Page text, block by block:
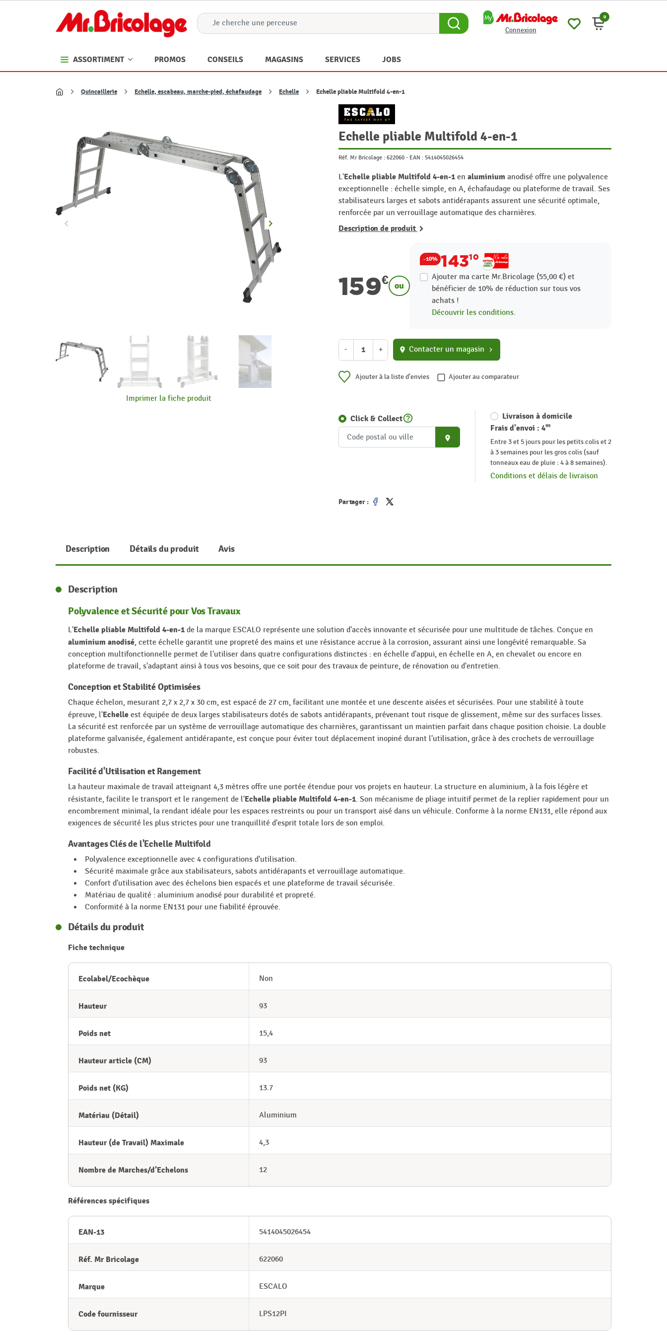
Connexion
0
ASSORTIMENT PROMOS CONSEILS MAGASINS SERVICES JOBS
Accueil
Quincaillerie Echelle, escabeau, marche-pied, échafaudage Echelle Echelle pliable Multifold 4-en-1
Précédent
keyboard_arrow_left Suivant
keyboard_arrow_right
Imprimer la fiche produit
Echelle pliable Multifold 4-en-1
Réf. Mr Bricolage : 622060 - EAN : 5414045026454
L'Echelle pliable Multifold 4-en-1 en aluminium anodisé offre une polyvalence
exceptionnelle : échelle simple, en A, échafaudage ou plateforme de travail. Ses
stabilisateurs larges et sabots antidérapants assurent une sécurité optimale,
renforcée par un verrouillage automatique des charnières.
Description de produit
159€ ou
-10% 14310
Ajouter ma carte Mr.Bricolage (55,00 €) et
bénéficier de 10%de réduction sur tous vos
achats !
Découvrir les conditions.
- + location_on Contacter un magasin chevron_right
Ajouter à la liste d'envies Ajouter au comparateur
Click & Collecthelp_outline
place
Livraison à domicile
Frais d'envoi : 499
Entre 3 et 5 jours pour les petits colis et 2
à 3 semaines pour les gros colis (sauf
tonneaux eau de pluie : 4 à 8 semaines).
Conditions et délais de livraison
Partager :
Description Détails du produit Avis
Description
Polyvalence et Sécurité pour Vos Travaux
L'Echelle pliable Multifold 4-en-1 de la marque ESCALO représente une solution d'accès innovante et sécurisée pour une multitude de tâches. Conçue en
aluminium anodisé, cette échelle garantit une propreté des mains et une résistance accrue à la corrosion, assurant ainsi une longévité remarquable. Sa
conception multifonctionnelle permet de l'utiliser dans quatre configurations distinctes : en échelle d'appui, en échelle en A, en chevalet ou encore en
plateforme de travail, s'adaptant ainsi à tous vos besoins, que ce soit pour des travaux de peinture, de rénovation ou d'entretien.
Conception et Stabilité Optimisées
Chaque échelon, mesurant 2,7 x 2,7 x 30 cm, est espacé de 27 cm, facilitant une montée et une descente aisées et sécurisées. Pour une stabilité à toute
épreuve, l'Echelle est équipée de deux larges stabilisateurs dotés de sabots antidérapants, prévenant tout risque de glissement, même sur des surfaces lisses.
La sécurité est renforcée par un système de verrouillage automatique des charnières, garantissant un maintien parfait dans chaque position choisie. La double
plateforme galvanisée, également antidérapante, est conçue pour éviter tout déplacement inopiné durant l'utilisation, grâce à des crochets de verrouillage
robustes.
Facilité d'Utilisation et Rangement
La hauteur maximale de travail atteignant 4,3 mètres offre une portée étendue pour vos projets en hauteur. La structure en aluminium, à la fois légère et
résistante, facilite le transport et le rangement de l'Echelle pliable Multifold 4-en-1. Son mécanisme de pliage intuitif permet de la replier rapidement pour un
encombrement minimal, la rendant idéale pour les espaces restreints ou pour un transport aisé dans un véhicule. Conforme à la norme EN131, elle répond aux
exigences de sécurité les plus strictes pour une tranquillité d'esprit totale lors de son emploi.
Avantages Clés de l'Echelle Multifold
Polyvalence exceptionnelle avec 4 configurations d'utilisation.
Sécurité maximale grâce aux stabilisateurs, sabots antidérapants et verrouillage automatique.
Confort d'utilisation avec des échelons bien espacés et une plateforme de travail sécurisée.
Matériau de qualité : aluminium anodisé pour durabilité et propreté.
Conformité à la norme EN131 pour une fiabilité éprouvée.
Détails du produit
Fiche technique
Ecolabel/Ecochèque Non
Hauteur 93
Poids net 15,4
Hauteur article (CM) 93
Poids net (KG) 13.7
Matériau (Détail) Aluminium
Hauteur (de Travail) Maximale 4,3
Nombre de Marches/d’Echelons 12
Références spécifiques
EAN-13 5414045026454
Réf. Mr Bricolage 622060
Marque ESCALO
Code fournisseur LPS12PI